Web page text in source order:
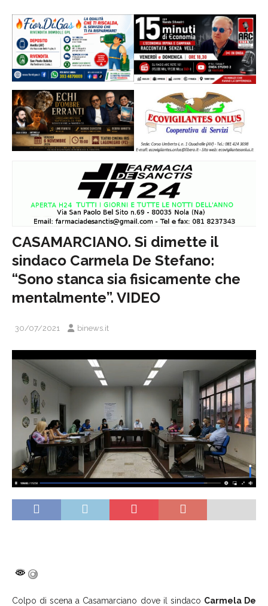
CASAMARCIANO. Si dimette il
sindaco Carmela De Stefano:
“Sono stanca sia fisicamente che
mentalmente”. VIDEO
30/07/2021 binews.it
Colpo di scena a Casamarciano dove il sindaco Carmela De